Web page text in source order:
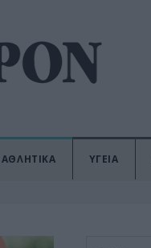
ΑΘΛΗΤΙΚΑ ΥΓΕΙΑ